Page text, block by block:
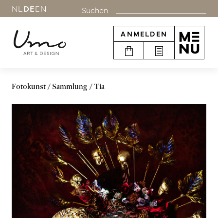
NL DEEN Suchen
ANMELDEN
Fotokunst Sammlung Tia